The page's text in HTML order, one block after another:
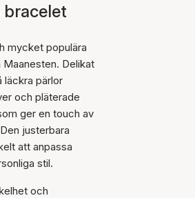
bracelet
mycket populära
Delikat
läckra pärlor
och pläterade
ger en touch av
justerbara
att anpassa
stil.
och